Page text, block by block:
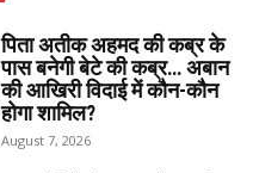
पिता अतीक अहमद की कब्र के
पास बनेगी बेटे की कब्र… अबान
की आखिरी विदाई में कौन-कौन
होगा शामिल?
August 7, 2026